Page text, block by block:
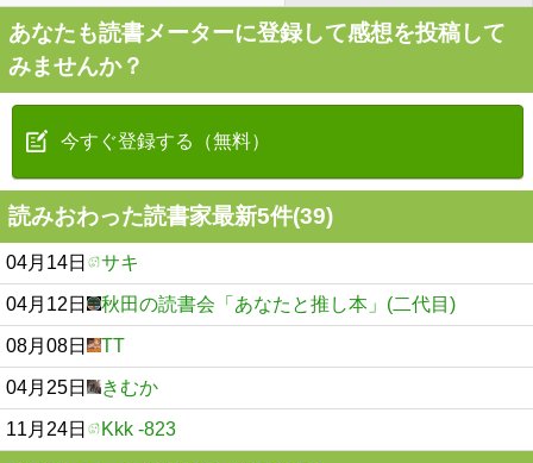
あなたも読書メーターに登録して感想を投稿して
みませんか？
今すぐ登録する（無料）
読みおわった読書家最新5件(39)
04月14日 サキ
04月12日 秋田の読書会「あなたと推し本」(二代目)
08月08日 TT
04月25日 きむか
11月24日 Kkk -823